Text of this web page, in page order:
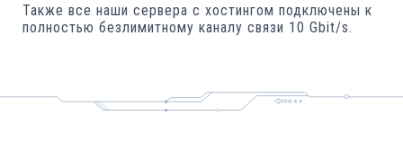
Также все наши сервера с хостингом подключены к
полностью безлимитному каналу связи 10 Gbit/s.